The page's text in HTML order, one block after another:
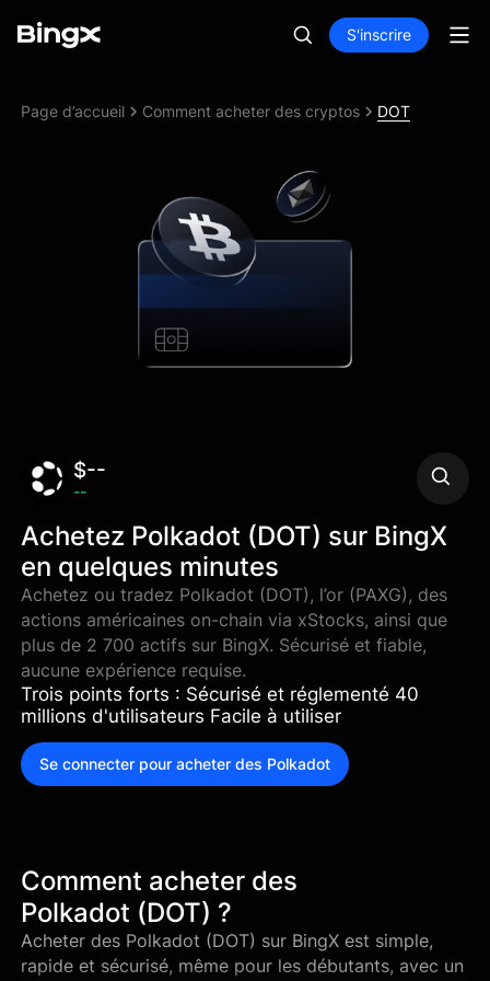
S'inscrire
Page d’accueil Comment acheter des cryptos DOT
$--
--
Achetez Polkadot (DOT) sur BingX
en quelques minutes
Achetez ou tradez Polkadot (DOT), l’or (PAXG), des
actions américaines on-chain via xStocks, ainsi que
plus de 2 700 actifs sur BingX. Sécurisé et fiable,
aucune expérience requise.
Trois points forts : Sécurisé et réglementé 40
millions d'utilisateurs Facile à utiliser
Se connecter pour acheter des Polkadot
Comment acheter des
Polkadot (DOT) ?
Acheter des Polkadot (DOT) sur BingX est simple,
rapide et sécurisé, même pour les débutants, avec un